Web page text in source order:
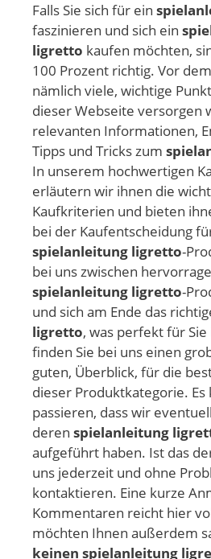
Falls Sie sich für ein
faszinieren und sich ein
ligretto kaufen möchten,
100 Prozent richtig. Vor
nämlich viele, wichtige
dieser Webseite versorgen
relevanten Informationen,
Tipps und Tricks zum
In unserem hochwertigen
erläutern wir ihnen die
Kaufkriterien und bieten
bei der Kaufentscheidung
spielanleitung ligretto-
bei uns zwischen
spielanleitung ligretto-
und sich am Ende das
ligretto, was perfekt für Sie
finden Sie bei uns einen
guten, Überblick, für die
dieser Produktkategorie. Es
passieren, dass wir
deren spielanleitung
aufgeführt haben. Ist das
uns jederzeit und ohne
kontaktieren. Eine kurze
Kommentaren reicht hier
möchten Ihnen außerdem
keinen spielanleitung